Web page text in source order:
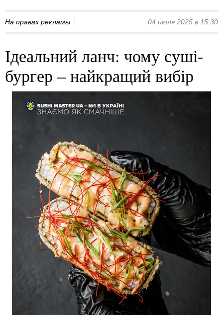
На правах рекламы 04 июля 2025 в 15:30
Ідеальний ланч: чому суші-
бургер – найкращий вибір